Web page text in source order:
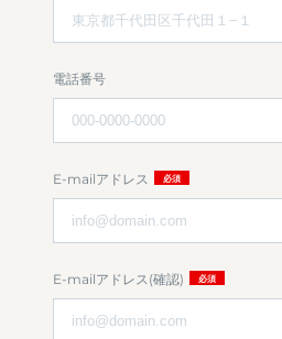
＜お客さまの同意
お客さまが希望される
＜法令に基づき開
個人情報の安全対策
ご本人の照会
お客さまがご本人の個
電話番号
E-mailアドレス
E-mailアドレス(確認)